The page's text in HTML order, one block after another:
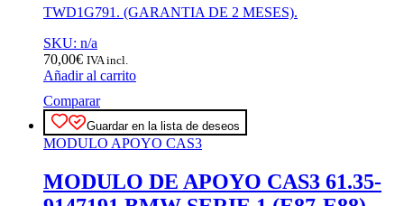
TWD1G791. (GARANTIA DE 2 MESES).
SKU: n/a
70,00€ IVA incl.
Añadir al carrito
Comparar
Guardar en la lista de deseos
MODULO APOYO CAS3
MODULO DE APOYO CAS3 61.35-